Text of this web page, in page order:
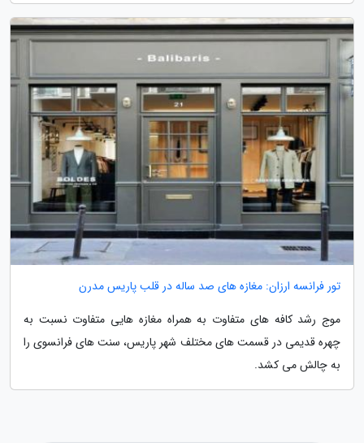
تور فرانسه ارزان: مغازه های صد ساله در قلب پاریس مدرن
موج رشد کافه های متفاوت به همراه مغازه هایی متفاوت نسبت به
چهره قدیمی در قسمت های مختلف شهر پاریس، سنت های فرانسوی را
به چالش می کشد.